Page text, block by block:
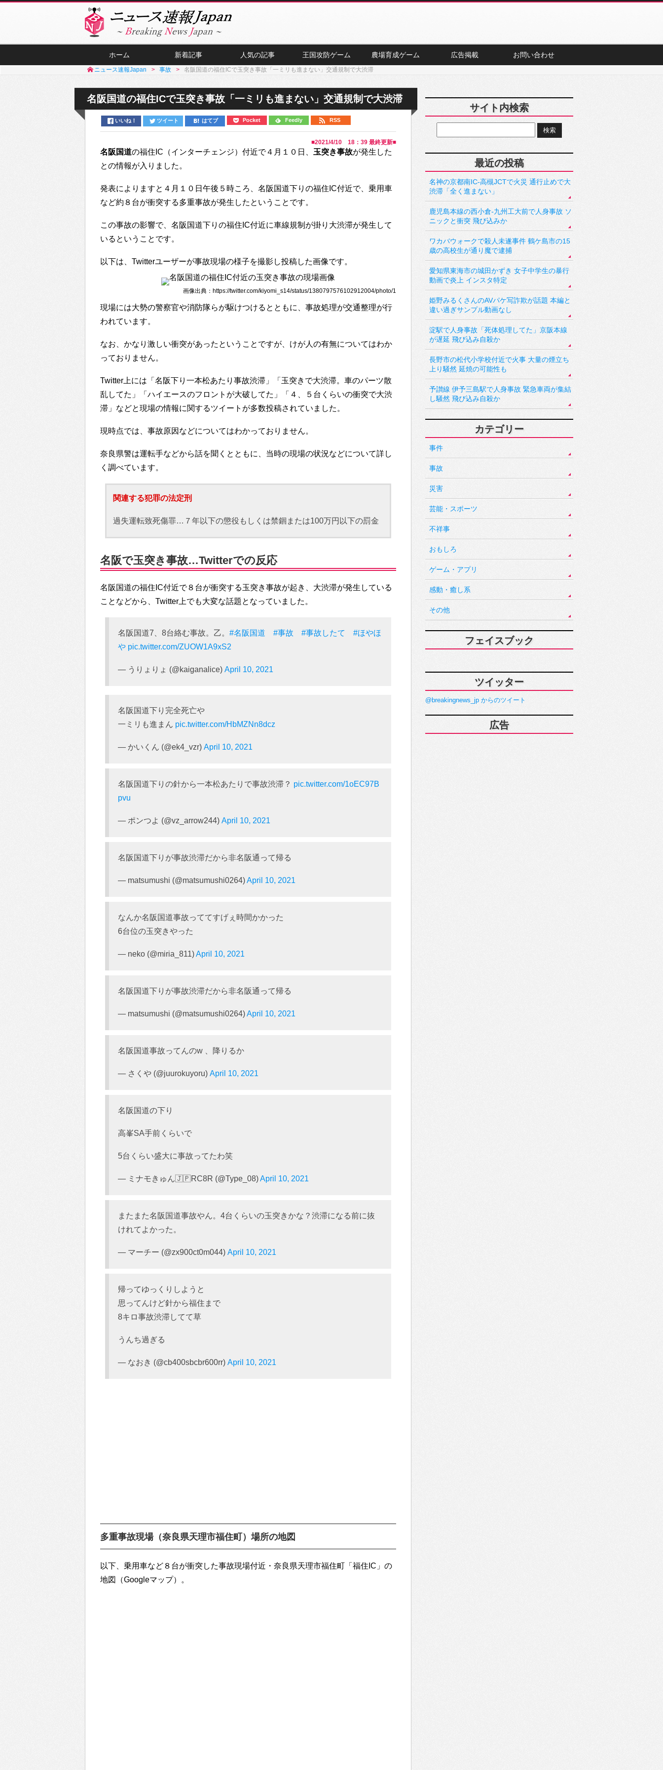
ホーム 新着記事 人気の記事 王国攻防ゲーム 農場育成ゲーム 広告掲載 お問い合わせ
ニュース速報Japan 事故 名阪国道の福住ICで玉突き事故「一ミリも進まない」交通規制で大渋滞
名阪国道の福住ICで玉突き事故「一ミリも進まない」交通規制で大渋滞
いいね！ ツイート はてブ Pocket Feedly RSS
■2021/4/10 18：39 最終更新■
名阪国道の福住IC（インターチェンジ）付近で４月１０日、 玉突き事故が発生した
との情報が入りました。
発表によりますと４月１０日午後５時ころ、名阪国道下りの福住IC付近で、乗用車
など約８台が衝突する多重事故が発生したということです。
この事故の影響で、名阪国道下りの福住IC付近に車線規制が掛り大渋滞が発生して
いるということです。
以下は、Twitterユーザーが事故現場の様子を撮影し投稿した画像です。
画像出典：https://twitter.com/kiyomi_s14/status/1380797576102912004/photo/1
現場には大勢の警察官や消防隊らが駆けつけるとともに、事故処理が交通整理が行
われています。
なお、かなり激しい衝突があったということですが、けが人の有無についてはわか
っておりません。
Twitter上には「名阪下り一本松あたり事故渋滞」「玉突きで大渋滞。車のパーツ散
乱してた」「ハイエースのフロントが大破してた」「４、５台くらいの衝突で大渋
滞」などと現場の情報に関するツイートが多数投稿されていました。
現時点では、事故原因などについてはわかっておりません。
奈良県警は運転手などから話を聞くとともに、当時の現場の状況などについて詳し
く調べています。
関連する犯罪の法定刑
過失運転致死傷罪…７年以下の懲役もしくは禁錮または100万円以下の罰金
名阪で玉突き事故…Twitterでの反応
名阪国道の福住IC付近で８台が衝突する玉突き事故が起き、大渋滞が発生している
ことなどから、Twitter上でも大変な話題となっていました。
名阪国道7、8台絡む事故。乙。 #名阪国道 #事故 #事故したて
#ほやほ
や pic.twitter.com/ZUOW1A9xS2
— うりょりょ (@kaiganalice) April 10, 2021
名阪国道下り完全死亡や
一ミリも進まん pic.twitter.com/HbMZNn8dcz
— かいくん (@ek4_vzr) April 10, 2021
名阪国道下りの針から一本松あたりで事故渋滞？ pic.twitter.com/1oEC97B
pvu
— ポンつよ (@vz_arrow244) April 10, 2021
名阪国道下りが事故渋滞だから非名阪通って帰る
— matsumushi (@matsumushi0264)April 10, 2021
なんか名阪国道事故っててすげぇ時間かかった
6台位の玉突きやった
— neko (@miria_811)April 10, 2021
名阪国道下りが事故渋滞だから非名阪通って帰る
— matsumushi (@matsumushi0264)April 10, 2021
名阪国道事故ってんのw 、降りるか
— さくや (@juurokuyoru) April 10, 2021
名阪国道の下り
高峯SA手前くらいで
5台くらい盛大に事故ってたわ笑
— ミナモきゅん🇯🇵RC8R (@Type_08)April 10, 2021
またまた名阪国道事故やん。4台くらいの玉突きかな？渋滞になる前に抜
けれてよかった。
— マーチー (@zx900ct0m044) April 10, 2021
帰ってゆっくりしようと
思ってんけど針から福住まで
8キロ事故渋滞してて草
うんち過ぎる
— なおき (@cb400sbcbr600rr) April 10, 2021
多重事故現場（奈良県天理市福住町）場所の地図
以下、乗用車など８台が衝突した事故現場付近・奈良県天理市福住町「福住IC」の
地図（Googleマップ）。
サイト内検索
最近の投稿
名神の京都南IC-高槻JCTで火災 通行止めで大
渋滞「全く進まない」
鹿児島本線の西小倉-九州工大前で人身事故 ソ
ニックと衝突 飛び込みか
ワカバウォークで殺人未遂事件 鶴ケ島市の15
歳の高校生が通り魔で逮捕
愛知県東海市の城田かずき 女子中学生の暴行
動画で炎上 インスタ特定
姫野みるくさんのAVパケ写詐欺が話題 本編と
違い過ぎサンプル動画なし
淀駅で人身事故「死体処理してた」京阪本線
が遅延 飛び込み自殺か
長野市の松代小学校付近で火事 大量の煙立ち
上り騒然 延焼の可能性も
予讃線 伊予三島駅で人身事故 緊急車両が集結
し騒然 飛び込み自殺か
カテゴリー
事件
事故
災害
芸能・スポーツ
不祥事
おもしろ
ゲーム・アプリ
感動・癒し系
その他
フェイスブック
ツイッター
@breakingnews_jp からのツイート
広告